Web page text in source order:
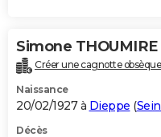
Simone THOUMIRE
Créer une cagnotte
Naissance
20/02/1927 à Dieppe (
Décès